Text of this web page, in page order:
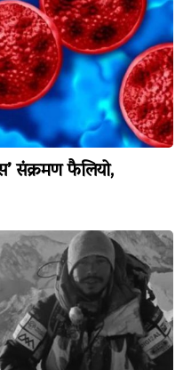
संक्रमण फैलियो,